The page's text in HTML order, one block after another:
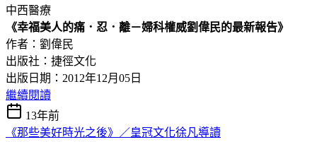
中西醫療
《幸福美人的痛．忍．離－婦科權威劉偉民的最新報告》
作者：劉偉民
出版社：捷徑文化
出版日期：2012年12月05日
繼續閱讀
13年前
《那些美好時光之後》／皇冠文化徐凡導讀